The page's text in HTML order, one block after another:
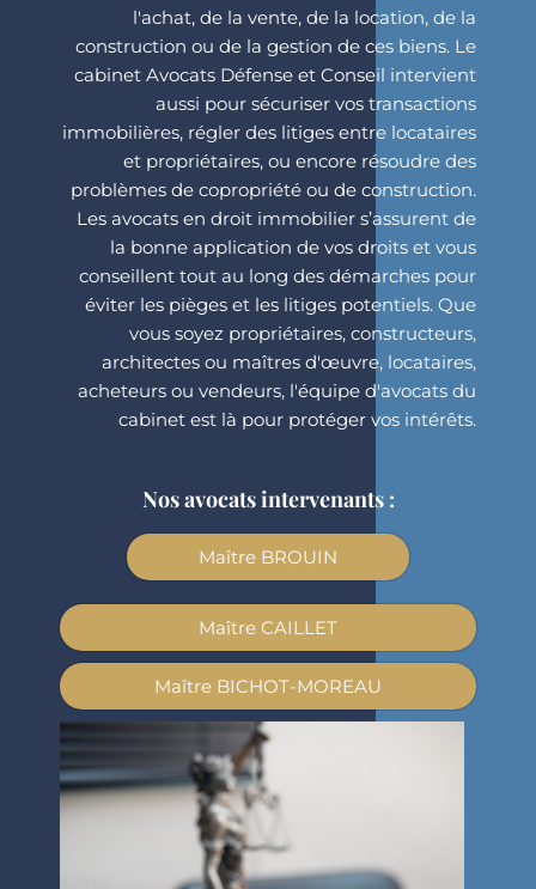
l'achat, de la vente, de la location, de la
construction ou de la gestion de ces biens. Le
cabinet Avocats Défense et Conseil intervient
aussi pour sécuriser vos transactions
immobilières, régler des litiges entre locataires
et propriétaires, ou encore résoudre des
problèmes de copropriété ou de construction.
Les avocats en droit immobilier s’assurent de
la bonne application de vos droits et vous
conseillent tout au long des démarches pour
éviter les pièges et les litiges potentiels. Que
vous soyez propriétaires, constructeurs,
architectes ou maîtres d'œuvre, locataires,
acheteurs ou vendeurs, l'équipe d'avocats du
cabinet est là pour protéger vos intérêts.
Nos avocats intervenants :
Maître BROUIN
Maître CAILLET
Maître BICHOT-MOREAU